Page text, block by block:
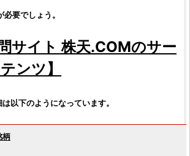
必要でしょう。
サイト 株天.COMのサー
ンツ】
以下のようになっています。
柄